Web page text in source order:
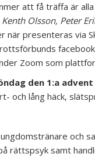
att få träffa är
Olsson, Peter
när presenteras via
Zoom som
den 1:a
och lång häck,
och
rättspsyk samt